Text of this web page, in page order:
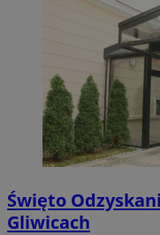
Święto
Gliwicach